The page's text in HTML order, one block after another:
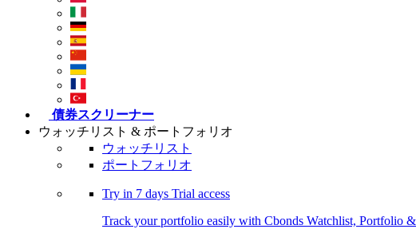
債券スクリーナー
ウォッチリスト & ポートフォリオ
ウォッチリスト
ポートフォリオ
Try in 7 days Trial access
Track your portfolio easily with Cbonds Watchlist, Portfolio